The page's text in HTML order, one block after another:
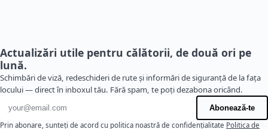
Actualizări utile pentru călătorii, de două ori pe
lună.
Schimbări de viză, redeschideri de rute și informări de siguranță de la fața
locului — direct în inboxul tău. Fără spam, te poți dezabona oricând.
Adresă de e-mail
Abonează-te
Prin abonare, sunteți de acord cu politica noastră de confidențialitate Politica de